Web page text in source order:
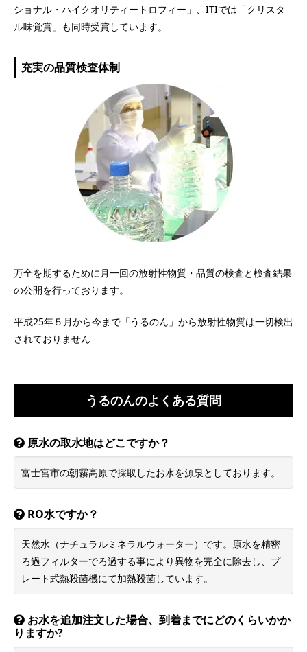
ショナル・ハイクオリティートロフィー」、ITIでは「クリスタ
ル味覚賞」も同時受賞しています。
充実の品質検査体制
万全を期するために月一回の放射性物質・品質の検査と検査結果
の公開を行っております。
平成25年５月から今まで「うるのん」から放射性物質は一切検出
されておりません
うるのんのよくある質問
原水の取水地はどこですか？
富士宮市の朝霧高原で採取したお水を源泉としております。
RO水ですか？
天然水（ナチュラルミネラルウォーター）です。原水を精密
ろ過フィルターでろ過する事により異物を完全に除去し、プ
レート式熱殺菌機にて加熱殺菌しています。
お水を追加注文した場合、到着までにどのくらいかか
りますか?